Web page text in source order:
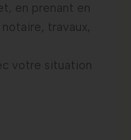
en prenant en
travaux,
votre situation